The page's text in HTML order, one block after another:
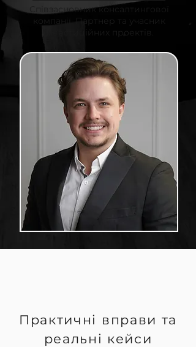
Співзасновник консалтингової
компанії. Партнер та учасник
інвестиційних проектів.
Практичні вправи та
реальні кейси